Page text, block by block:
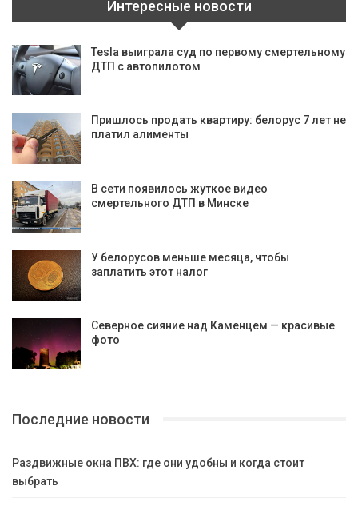
Интересные новости
Tesla выиграла суд по первому смертельному
ДТП с автопилотом
Пришлось продать квартиру: белорус 7 лет не
платил алименты
В сети появилось жуткое видео
смертельного ДТП в Минске
У белорусов меньше месяца, чтобы
заплатить этот налог
Северное сияние над Каменцем — красивые
фото
Последние новости
Раздвижные окна ПВХ: где они удобны и когда стоит
выбрать